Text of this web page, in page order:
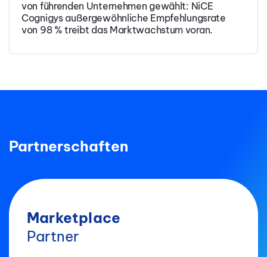
von führenden Unternehmen gewählt: NiCE
Cognigys außergewöhnliche Empfehlungsrate
von 98 % treibt das Marktwachstum voran.
Partnerschaften
Marketplace
Partner